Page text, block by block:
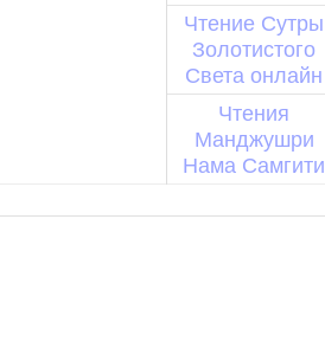
Чтение Сутры
Золотистого
Света онлайн
Чтения
Манджушри
Нама Самгити